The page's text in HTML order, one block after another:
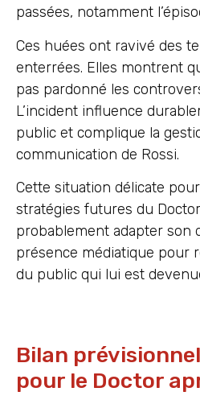
passées, notamment
Ces huées ont ravivé des
enterrées. Elles montrent
pas pardonné les
L’incident influence
public et complique la
communication de Rossi.
Cette situation délicate
stratégies futures du
probablement adapter son
présence médiatique pour
du public qui lui est
Bilan
pour le Doctor